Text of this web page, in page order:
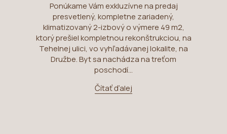
Ponúkame Vám exkluzívne na predaj
presvetlený, kompletne zariadený,
klimatizovaný 2-izbový o výmere 49 m2,
ktorý prešiel kompletnou rekonštrukciou, na
Tehelnej ulici, vo vyhľadávanej lokalite, na
Družbe. Byt sa nachádza na treťom
poschodí...
Čítať ďalej